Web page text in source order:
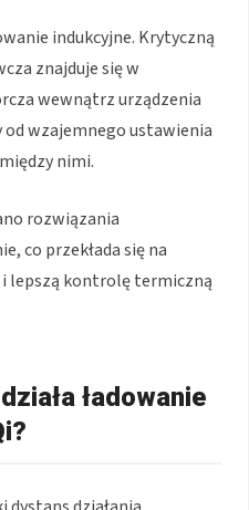
indukcyjne. Krytyczną
znajduje się w
wewnątrz urządzenia
od wzajemnego ustawienia
nimi.
rozwiązania
co przekłada się na
lepszą kontrolę termiczną
ładowanie